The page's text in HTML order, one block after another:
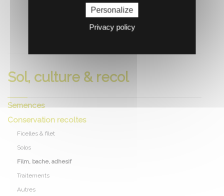
Sol, culture & recol
Semences
Conservation recoltes
Ficelles & filet
Solos
Film, bache, adhesif
Traitements
Autres
Personalize
Privacy policy